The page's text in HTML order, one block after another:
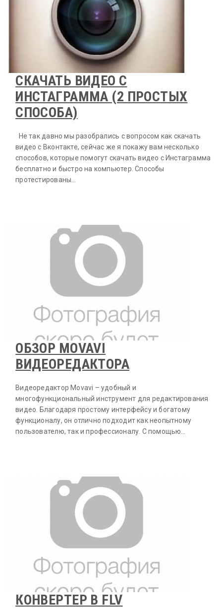
СКАЧАТЬ ВИДЕО С
ИНСТАГРАММА (2 ПРОСТЫХ
СПОСОБА)
Не так давно мы разобрались с вопросом как скачать
видео с Вконтакте, сейчас же я покажу вам несколько
способов, которые помогут скачать видео с Инстаграмма
бесплатно и быстро на компьютер. Способы
протестированы…
ОБЗОР MOVAVI
ВИДЕОРЕДАКТОРА
Видеоредактор Movavi – удобный и
многофункциональный инструмент для редактирования
видео. Благодаря простому интерфейсу и богатому
функционалу, он отлично подходит как неопытному
пользователю, так и профессионалу. С помощью…
КОНВЕРТЕР В FLV